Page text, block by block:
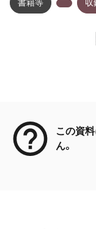
書籍等 収
この資
ん。